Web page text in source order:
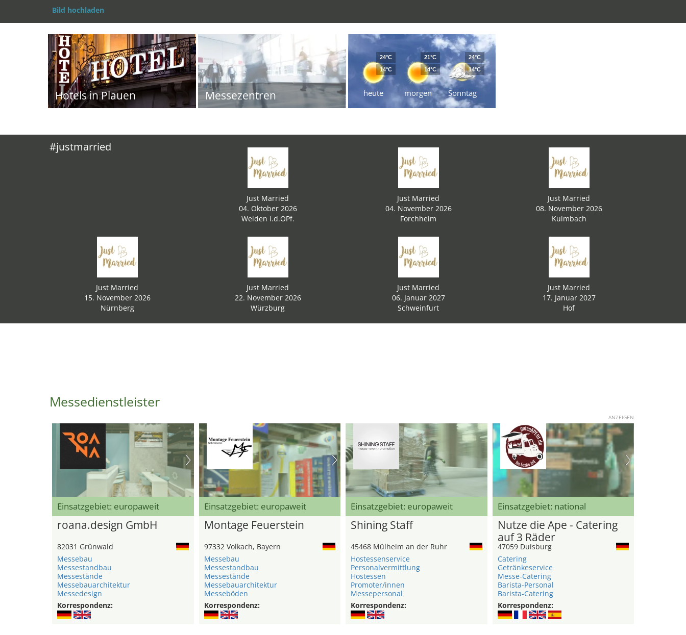
Bild hochladen
Hotels in Plauen Messezentren heute
24°C
14°C
morgen
21°C
14°C
Sonntag
24°C
14°C
#justmarried
Just Married
04. Oktober 2026
Weiden i.d.OPf.
Just Married
04. November 2026
Forchheim
Just Married
08. November 2026
Kulmbach
Just Married
15. November 2026
Nürnberg
Just Married
22. November 2026
Würzburg
Just Married
06. Januar 2027
Schweinfurt
Just Married
17. Januar 2027
Hof
Messedienstleister
ANZEIGEN
Einsatzgebiet: europaweit
roana.design GmbH
82031 Grünwald
Messebau
Messestandbau
Messestände
Messebauarchitektur
Messedesign
Korrespondenz:
Einsatzgebiet: europaweit
Montage Feuerstein
97332 Volkach, Bayern
Messebau
Messestandbau
Messestände
Messebauarchitektur
Messeböden
Korrespondenz:
Einsatzgebiet: europaweit
Shining Staff
45468 Mülheim an der Ruhr
Hostessenservice
Personalvermittlung
Hostessen
Promoter/innen
Messepersonal
Korrespondenz:
Einsatzgebiet: national
Nutze die Ape - Catering
auf 3 Räder
47059 Duisburg
Catering
Getränkeservice
Messe-Catering
Barista-Personal
Barista-Catering
Korrespondenz: